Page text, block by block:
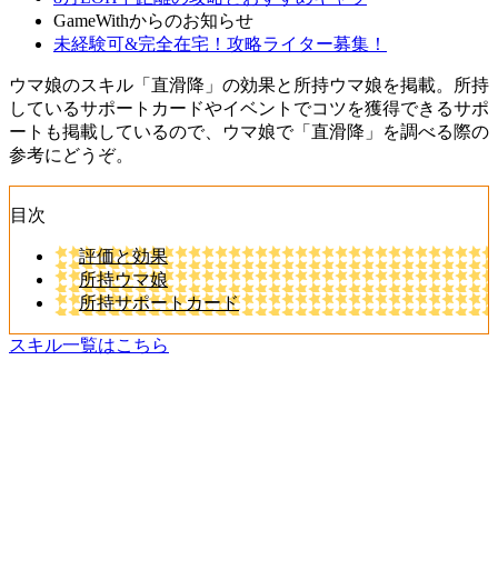
GameWithからのお知らせ
未経験可&完全在宅！攻略ライター募集！
ウマ娘のスキル「直滑降」の効果と所持ウマ娘を掲載。所持
しているサポートカードやイベントでコツを獲得できるサポ
ートも掲載しているので、ウマ娘で「直滑降」を調べる際の
参考にどうぞ。
目次
評価と効果
所持ウマ娘
所持サポートカード
スキル一覧はこちら